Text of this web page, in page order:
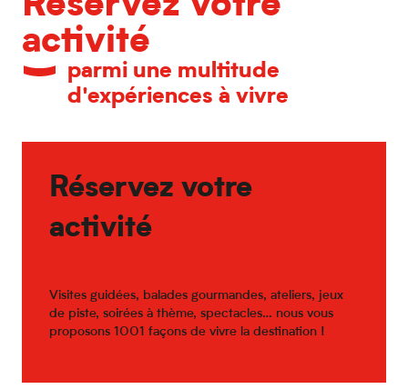
activité
parmi une multitude
d'expériences à vivre
Réservez votre
activité
Visites guidées, balades gourmandes, ateliers, jeux
de piste, soirées à thème, spectacles… nous vous
proposons 1001 façons de vivre la destination !